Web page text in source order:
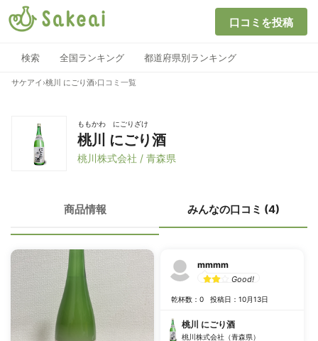
口コミを投稿
検索 全国ランキング 都道府県別ランキング
サケアイ ›桃川 にごり酒›口コミ一覧
ももかわ にごりざけ
桃川 にごり酒
桃川株式会社 / 青森県
商品情報 みんなの口コミ (4)
mmmm
Good!
乾杯数：0 投稿日：10月13日
桃川 にごり酒
桃川株式会社（青森県）